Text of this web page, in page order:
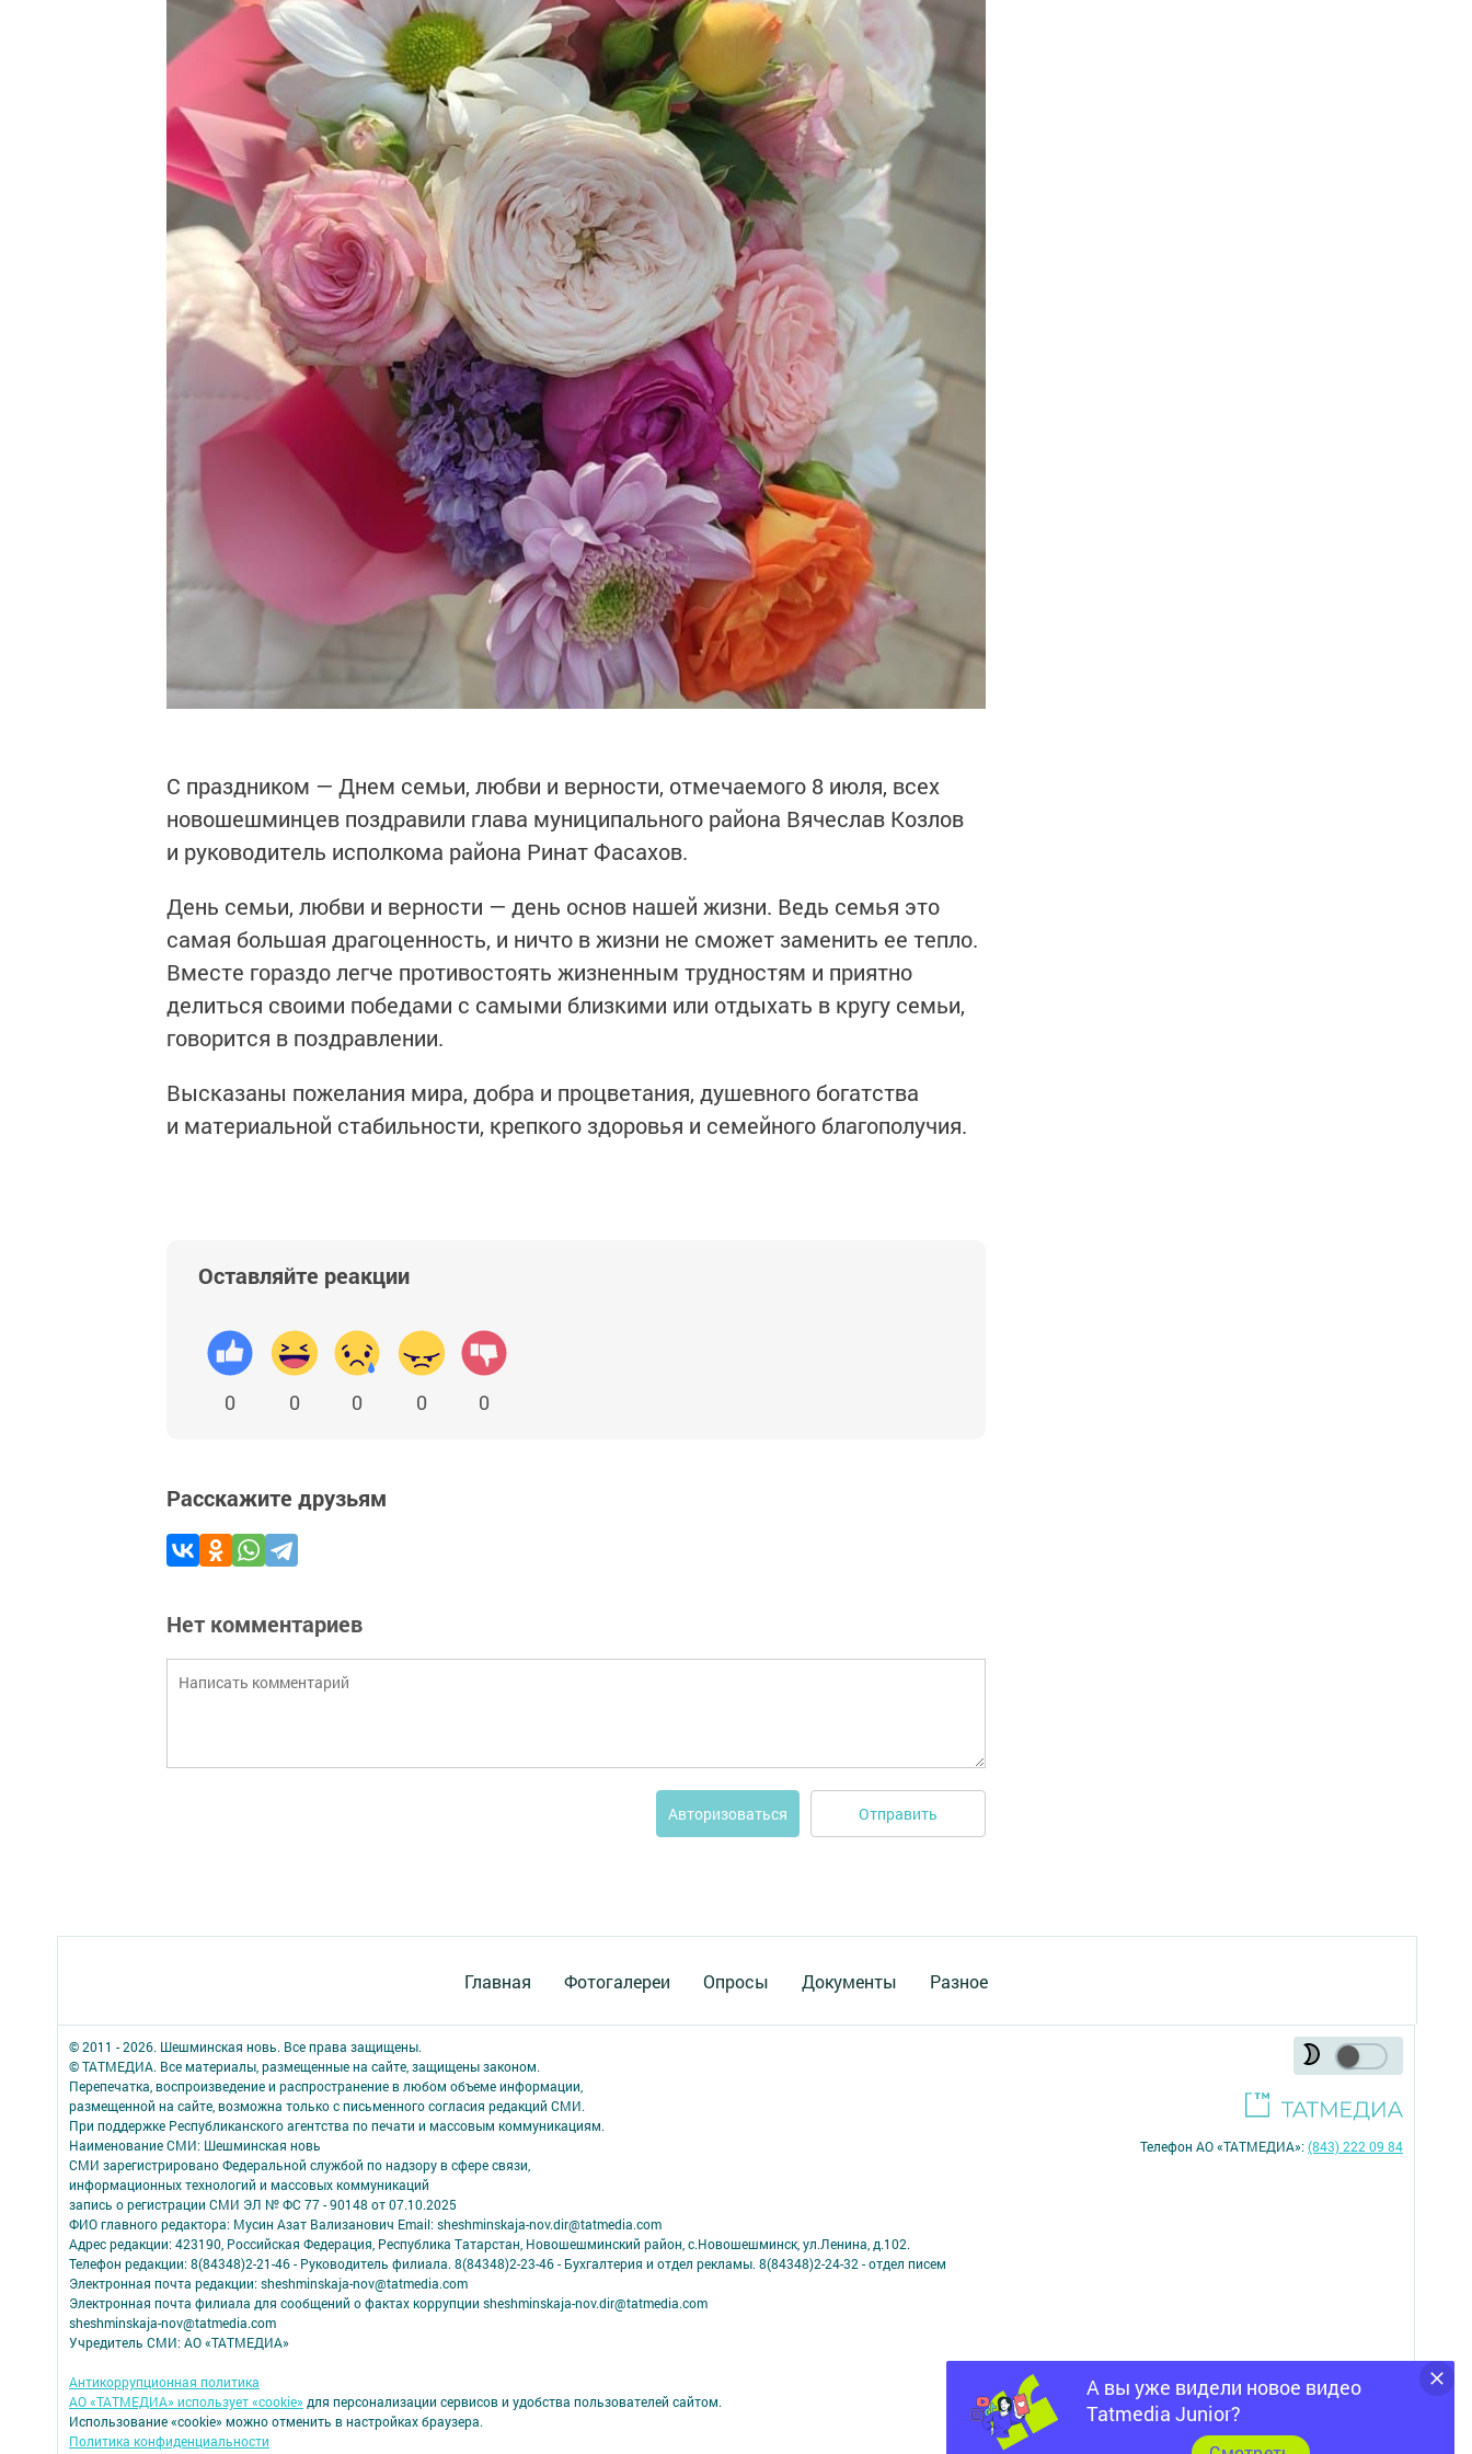
С праздником — Днем семьи, любви и верности, отмечаемого 8 июля, всех
новошешминцев поздравили глава муниципального района Вячеслав Козлов
и руководитель исполкома района Ринат Фасахов.
День семьи, любви и верности — день основ нашей жизни. Ведь семья это
самая большая драгоценность, и ничто в жизни не сможет заменить ее тепло.
Вместе гораздо легче противостоять жизненным трудностям и приятно
делиться своими победами с самыми близкими или отдыхать в кругу семьи,
говорится в поздравлении.
Высказаны пожелания мира, добра и процветания, душевного богатства
и материальной стабильности, крепкого здоровья и семейного благополучия.
Оставляйте реакции
0 0 0 0 0
Расскажите друзьям
Нет комментариев
Авторизоваться Отправить
Главная Фотогалереи Опросы Документы Разное
А вы уже видели новое видео
Tatmedia Junior?
© 2011 - 2026. Шешминская новь. Все права защищены.
© ТАТМЕДИА. Все материалы, размещенные на сайте, защищены законом.
Перепечатка, воспроизведение и распространение в любом объеме информации,
размещенной на сайте, возможна только с письменного согласия редакций СМИ.
При поддержке Республиканского агентства по печати и массовым коммуникациям.
Наименование СМИ: Шешминская новь
СМИ зарегистрировано Федеральной службой по надзору в сфере связи,
информационных технологий и массовых коммуникаций
запись о регистрации СМИ ЭЛ № ФС 77 - 90148 от 07.10.2025
ФИО главного редактора: Мусин Азат Вализанович Email: sheshminskaja-nov.dir@tatmedia.com
Адрес редакции: 423190, Российская Федерация, Республика Татарстан, Новошешминский район, с.Новошешминск, ул.Ленина, д.102.
Телефон редакции: 8(84348)2-21-46 - Руководитель филиала. 8(84348)2-23-46 - Бухгалтерия и отдел рекламы. 8(84348)2-24-32 - отдел писем
Электронная почта редакции: sheshminskaja-nov@tatmedia.com
Электронная почта филиала для сообщений о фактах коррупции sheshminskaja-nov.dir@tatmedia.com
sheshminskaja-nov@tatmedia.com
Учредитель СМИ: АО «ТАТМЕДИА»
Антикоррупционная политика
АО «ТАТМЕДИА» использует «cookie» для персонализации сервисов и удобства пользователей сайтом.
Использование «cookie» можно отменить в настройках браузера.
Политика конфиденциальности
Телефон АО «ТАТМЕДИА»:(843) 222 09 84